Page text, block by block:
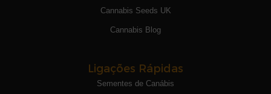
Cannabis Seeds UK
Cannabis Blog
Ligações Rápidas
Sementes de Canábis